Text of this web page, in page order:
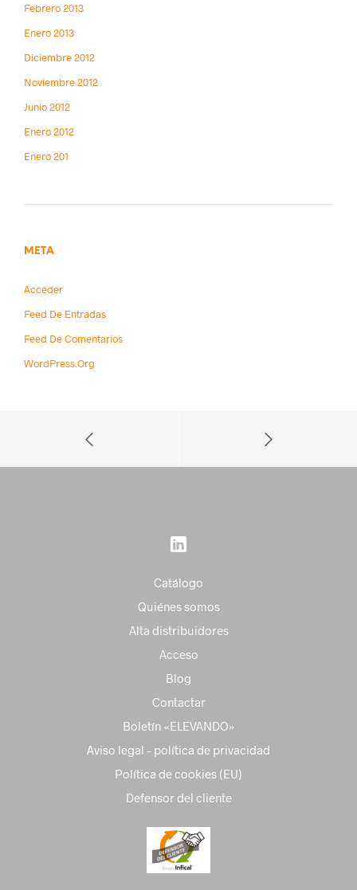
Febrero 2013
Enero 2013
Diciembre 2012
Noviembre 2012
Junio 2012
Enero 2012
Enero 201
META
Acceder
Feed De Entradas
Feed De Comentarios
WordPress.org
Catálogo
Quiénes somos
Alta distribuidores
Acceso
Blog
Contactar
Boletín «ELEVANDO»
Aviso legal – política de privacidad
Política de cookies (EU)
Defensor del cliente